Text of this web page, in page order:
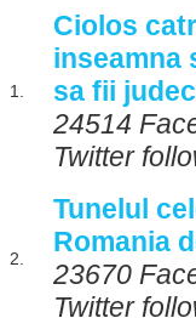
1.
Ciolos
inseamna
sa fii
24514
Twitter
2.
Tunelul
Romania
23670
Twitter